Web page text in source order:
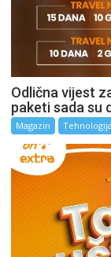
Odlična vijest
paketi sada su
Magazin Tehnologija